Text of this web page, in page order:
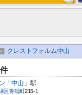
クレストフォルム中山
「 中山 」駅
区青砥町215-1